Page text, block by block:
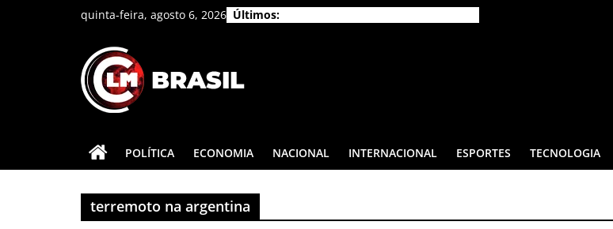
quinta-feira, agosto 6, 2026 Últimos:
CLM
Brasil
As
principais
notícias
POLÍTICA ECONOMIA NACIONAL INTERNACIONAL ESPORTES TECNOLOGIA
terremoto na argentina